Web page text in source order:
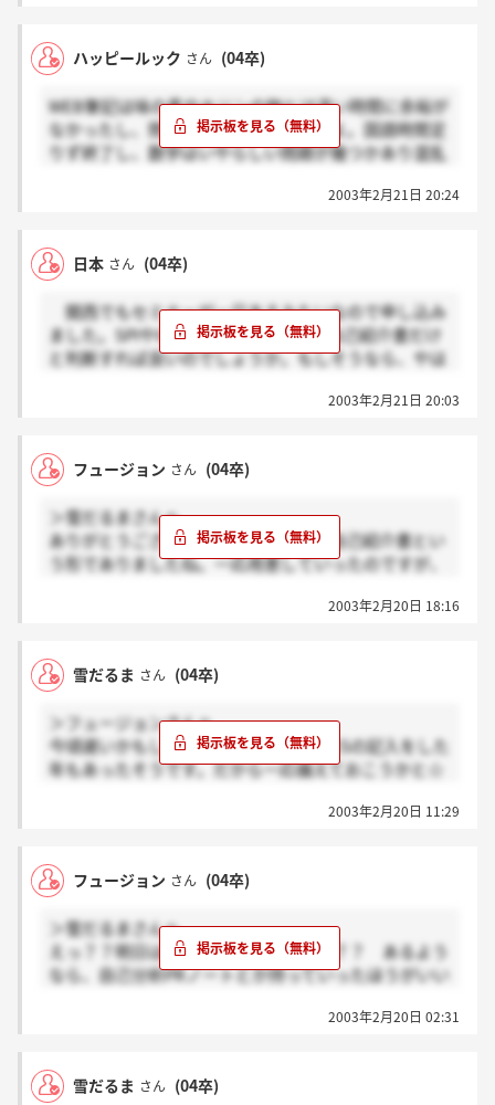
ハッピールック さん (04卒)
WEB筆記は味の素やキリンの物とは違い時間に余裕が
なかったし、問題の難易度も高かったよ。国語時間足
りず終了し、数学はいやらしい問題が幾つかあり混乱
2003年2月21日 20:24
日本 さん (04卒)
関西でもセミナーが一日あるみたいなので申し込み
ました。SPIやGDはなくて、ただ単に自己紹介書だけ
と判断すれば良いのでしょうか。もしそうなら、やは
2003年2月21日 20:03
フュージョン さん (04卒)
＞雪だるまさんへ
ありがとうございました。やっぱり、自己紹介書とい
う形でありましたね。一応用意していったのですが、
いうことで、有名どころの大学が沢山きてたからちょ
2003年2月20日 18:16
雪だるま さん (04卒)
＞フュージョンさんへ
今頃遅いかもしれませんが…説明会でESの記入をした
年もあったそうです。だから一応備えておこうかと☆
ら出して提出して下さい」という企業が多いようです
(笑)
私心配性なんです～（涙）
2003年2月20日 11:29
フュージョン さん (04卒)
＞雪だるまさんへ
えっ？？明日はES記入もあるんですか？？ あるよう
なら、自己分析PRノートとか持っていったほうがいい
後、履歴書は封筒に入れたほうがいいのでしょう
2003年2月20日 02:31
雪だるま さん (04卒)